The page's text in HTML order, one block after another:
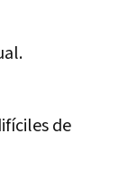
de